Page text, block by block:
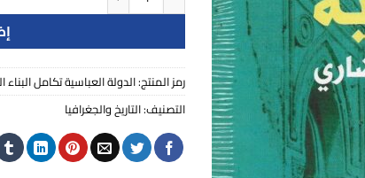
رمز المنتج:الدولة العباسية تكامل
التصنيف:التاريخ والجغرافيا